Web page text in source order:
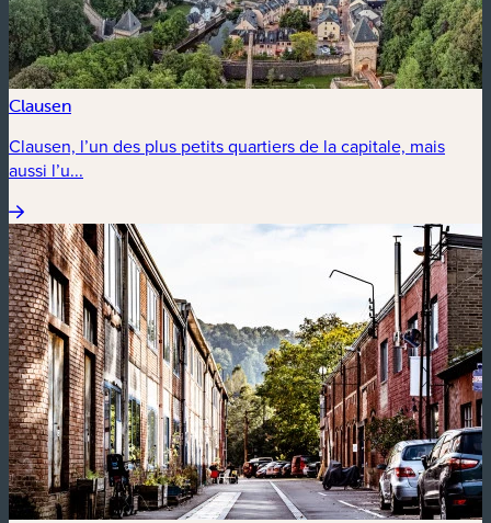
Clausen
Clausen, l’un des plus petits quartiers de la capitale, mais
aussi l’u...